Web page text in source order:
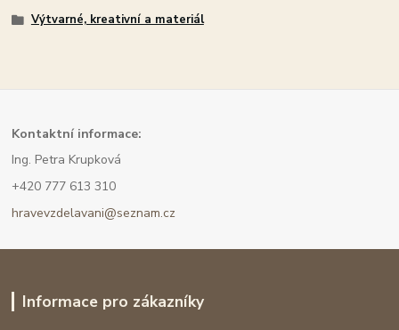
Výtvarné, kreativní a materiál
Kontaktní informace:
Ing. Petra Krupková
+420 777 613 310
hravevzdelavani@seznam.cz
Informace pro zákazníky